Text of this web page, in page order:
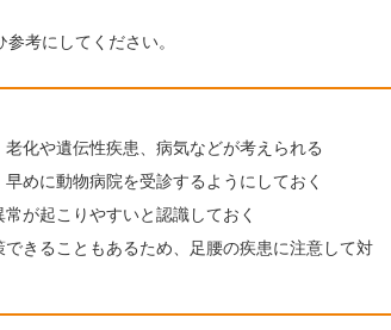
考にしてください。
化や遺伝性疾患、病気などが考えられる
めに動物病院を受診するようにしておく
が起こりやすいと認識しておく
きることもあるため、足腰の疾患に注意して対